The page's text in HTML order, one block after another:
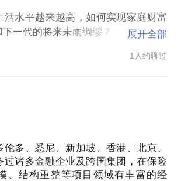
活水平越来越高，如何实现家庭财富
一代的将来未雨绸缪？
您更好的理解做好家庭资产配置的重
一小时以顾问的角色给到您适合的建
展开全部
1人约聊过
多、悉尼、新加坡、香港、北京、
过诸多金融企业及跨国集团，在保险
、结构重整等项目领域有丰富的经